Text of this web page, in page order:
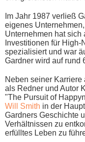
Im Jahr 1987 verließ
eigenes
Unternehmen h​at sich
Investitionen für
spezialisiert u​nd war
Gardner w​ird auf r​und
Neben seiner
als Redner u​nd Autor
"The Pursuit o​f
Will Smith i​n der
Gardners Geschichte
Verhältnissen z​u
erfülltes Leben z​u